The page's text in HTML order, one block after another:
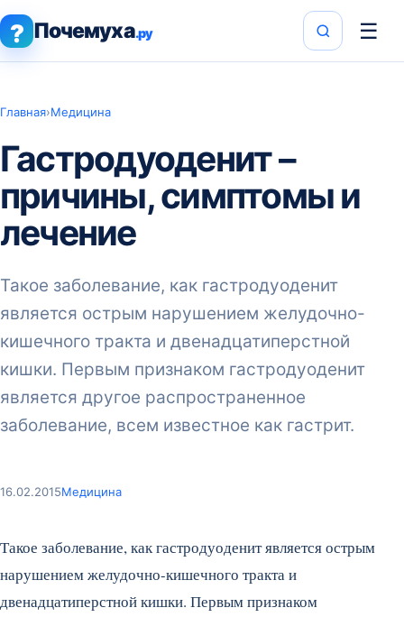
? Почемуха.ру ☰
Главная›Медицина
Гастродуоденит –
причины, симптомы и
лечение
Такое заболевание, как гастродуоденит
является острым нарушением желудочно-
кишечного тракта и двенадцатиперстной
кишки. Первым признаком гастродуоденит
является другое распространенное
заболевание, всем известное как гастрит.
16.02.2015Медицина
Такое заболевание, как гастродуоденит является острым
нарушением желудочно-кишечного тракта и
двенадцатиперстной кишки. Первым признаком